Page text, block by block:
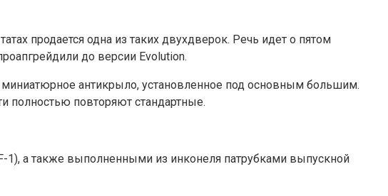
продается одна из таких двухдверок. Речь идет о пятом
до версии Evolution.
миниатюрное антикрыло, установленное под основным большим.
полностью повторяют стандартные.
1), а также выполненными из инконеля патрубками выпускной